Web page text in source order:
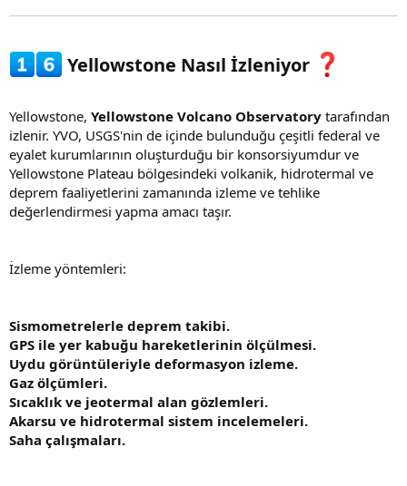
Yellowstone Nasıl İzleniyor
Yellowstone, Yellowstone Volcano Observatory tarafından
izlenir. YVO, USGS'nin de içinde bulunduğu çeşitli federal ve
eyalet kurumlarının oluşturduğu bir konsorsiyumdur ve
Yellowstone Plateau bölgesindeki volkanik, hidrotermal ve
deprem faaliyetlerini zamanında izleme ve tehlike
değerlendirmesi yapma amacı taşır.
İzleme yöntemleri:
Sismometrelerle deprem takibi.
GPS ile yer kabuğu hareketlerinin ölçülmesi.
Uydu görüntüleriyle deformasyon izleme.
Gaz ölçümleri.
Sıcaklık ve jeotermal alan gözlemleri.
Akarsu ve hidrotermal sistem incelemeleri.
Saha çalışmaları.